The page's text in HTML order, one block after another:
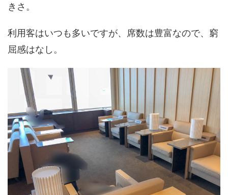
きさ。
利用客はいつも多いですが、席数は豊富なので、窮
屈感はなし。